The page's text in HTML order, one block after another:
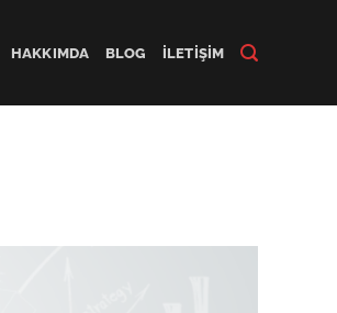
HAKKIMDA BLOG İLETIŞIM